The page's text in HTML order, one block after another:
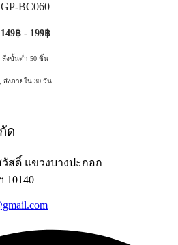
GP-BC060
149฿ - 199฿
สั่งขั้นต่ำ 50 ชิ้น
, ส่งภายใน 30 วัน
ด
สดิ์ แขวงบางปะกอก
10140